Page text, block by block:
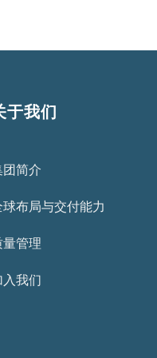
于我们
简介
布局与交付能力
量管理
入我们